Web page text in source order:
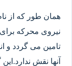
همان طور که از
نیروی محرکه
تامین می گردد و
آنها نقش